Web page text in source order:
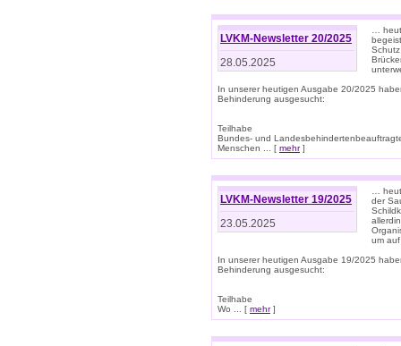
LVKM-Newsletter 20/2025
28.05.2025
…
In unserer heutigen Ausgabe 20/2025
Behinderung ausgesucht:
Teilhabe
Bundes- und
Menschen ... [ mehr]
LVKM-Newsletter 19/2025
23.05.2025
…
der
um
In unserer heutigen Ausgabe 19/2025
Behinderung ausgesucht:
Teilhabe
Wo ... [ mehr]